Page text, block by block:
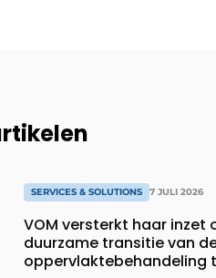
SERVICES & SOLUTIONS 7 JULI 2026
VOM versterkt haar inzet
duurzame transitie van
oppervlaktebehandeling